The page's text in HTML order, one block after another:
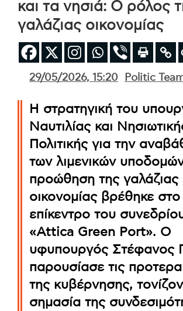
και τα νησιά: Ο ρόλος
γαλάζιας οικονομίας
29/05/2026, 15:20 Politic
Η στρατηγική του
Ναυτιλίας και
Πολιτικής για την
των λιμενικών
προώθηση της γαλάζιας
οικονομίας βρέθηκε στο
επίκεντρο του
«Attica Green Port». Ο
υφυπουργός Στέφανος
παρουσίασε τις
της κυβέρνησης,
σημασία της